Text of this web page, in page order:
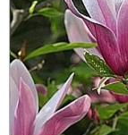
naissance pour les
ambitieuses et
travail inachevé de
profonde,
incarnent une
l’ascension
elles brisent les